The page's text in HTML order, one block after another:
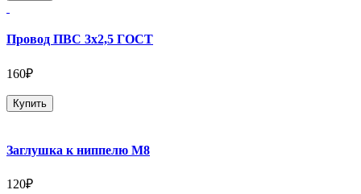
Провод ПВС 3х2,5 ГОСТ
160₽
Купить
Заглушка к ниппелю М8
120₽